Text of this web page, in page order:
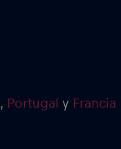
, Portugal y Francia